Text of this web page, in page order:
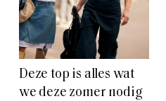
Deze top is alles wat
we deze zomer nodig